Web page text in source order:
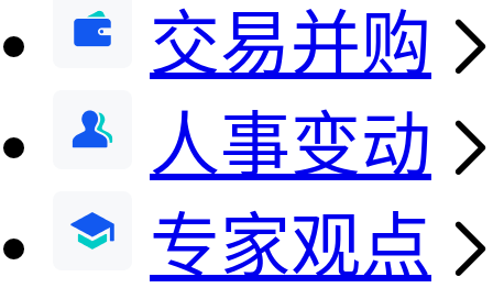
交易并购
人事变动
专家观点